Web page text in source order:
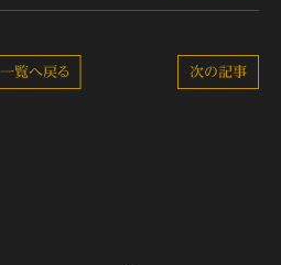
次の記事
一覧へ戻る